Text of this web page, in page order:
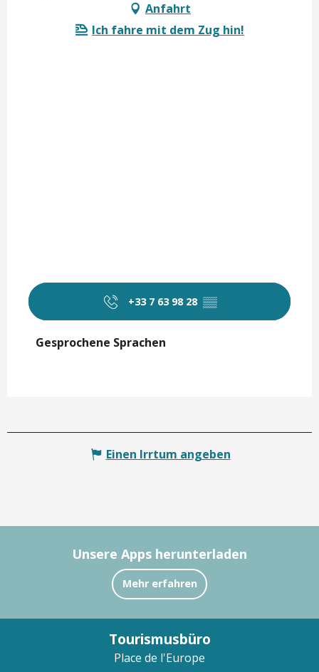
Anfahrt
Ich fahre mit dem Zug hin!
+33 7 63 98 28 ▒▒
Gesprochene Sprachen
Gesprochene Sprachen
Einen Irrtum angeben
Unsere Apps herunterladen
Mehr erfahren
Tourismusbüro
Place de l'Europe